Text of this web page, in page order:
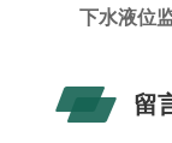
下水液位
留